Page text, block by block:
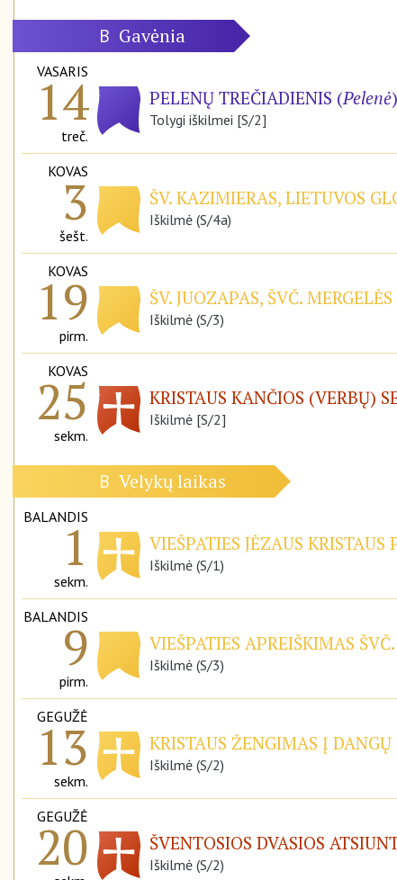
B Gavėnia
VASARIS
14
treč.
PELENŲ TREČIADIENIS (Pelenė)
Tolygi iškilmei [S/2]
KOVAS
3
šešt.
ŠV. KAZIMIERAS, LIETUVOS
Iškilmė (S/4a)
KOVAS
19
pirm.
ŠV. JUOZAPAS, ŠVČ.
Iškilmė (S/3)
KOVAS
25
sekm.
KRISTAUS KANČIOS (VERBŲ)
Iškilmė [S/2]
B Velykų laikas
BALANDIS
1
sekm.
VIEŠPATIES JĖZAUS KRISTAUS
Iškilmė (S/1)
BALANDIS
9
pirm.
VIEŠPATIES APREIŠKIMAS
Iškilmė (S/3)
GEGUŽĖ
13
sekm.
KRISTAUS ŽENGIMAS Į DANGŲ
Iškilmė (S/2)
GEGUŽĖ
20 ŠVENTOSIOS DVASIOS
Iškilmė (S/2)